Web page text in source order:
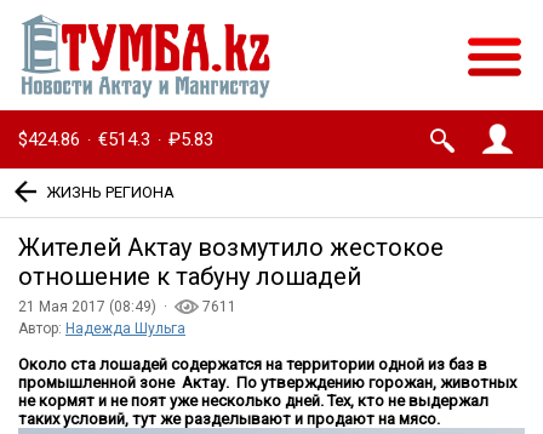
$424.86 · €514.3 · ₽5.83
ЖИЗНЬ РЕГИОНА
Жителей Актау возмутило жестокое
отношение к табуну лошадей
21 Мая 2017 (08:49) ·
7611
Автор: Надежда Шульга
Около ста лошадей содержатся на территории одной из баз в
промышленной зоне Актау. По утверждению горожан, животных
не кормят и не поят уже несколько дней. Тех, кто не выдержал
таких условий, тут же разделывают и продают на мясо.